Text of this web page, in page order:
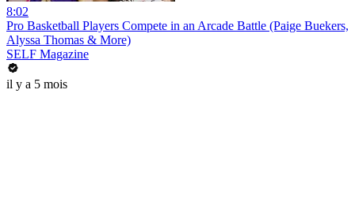
8:02
Pro Basketball Players Compete in an Arcade Battle (Paige Buekers,
Alyssa Thomas & More)
SELF Magazine
il y a 5 mois